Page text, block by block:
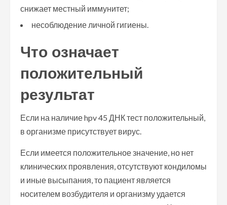
снижает местный иммунитет;
несоблюдение личной гигиены.
Что означает
положительный
результат
Если на наличие hpv 45 ДНК тест положительный,
в организме присутствует вирус.
Если имеется положительное значение, но нет
клинических проявления, отсутствуют кондиломы
и иные высыпания, то пациент является
носителем возбудителя и организму удается